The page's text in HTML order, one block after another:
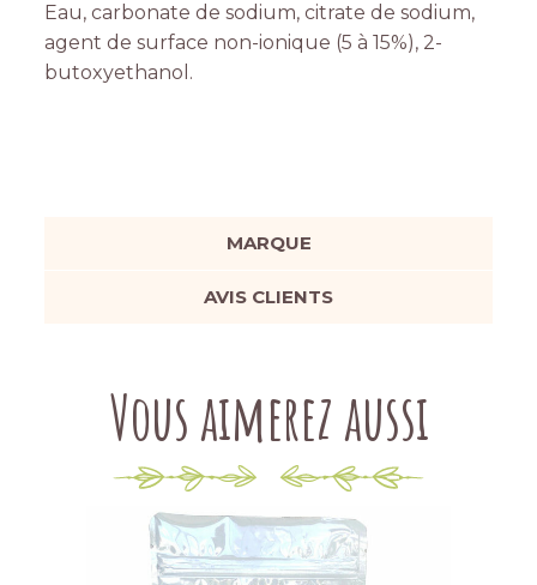
Eau, carbonate de sodium, citrate de sodium,
agent de surface non-ionique (5 à 15%), 2-
butoxyethanol.
MARQUE
AVIS CLIENTS
Vous aimerez aussi